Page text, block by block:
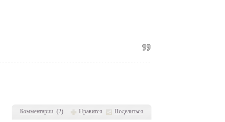
Комментарии (2) Нравится Поделиться